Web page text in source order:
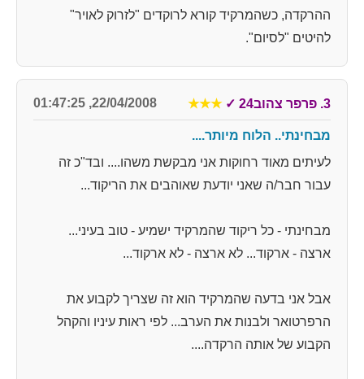
ההרקדה, כשהמרקיד קורא לרוקדים "לזרוק לאויר"
להיטים "לסיום".
3. פרפר צהוב24 ✓
★★★
22/04/2008, 01:47:25
מבחינתי.. הלוח מיותר....
לעיתים מאוד רחוקות אני מבקשת משהו.... ובד"כ זה
עבור חבר/ה שאני יודעת שאוהבים את הריקוד...
מבחינתי - כל ריקוד שהמרקיד ישמיע - טוב בעיני...
ארצה - ארקוד... לא ארצה - לא ארקוד...
אבל אני בדעה שהמרקיד הוא זה שצריך לקבוע את
הרפרטואר ולבנות את הערב... לפי ראות עיניו והקהל
הקבוע של אותה הרקדה....